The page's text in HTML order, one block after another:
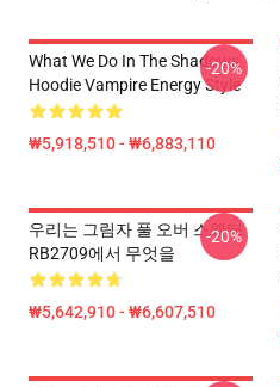
What We Do In The Shadows
Hoodie Vampire Energy Style
₩5,918,510 - ₩6,883,110
-20%
우리는 그림자 풀 오버 스웨터
RB2709에서 무엇을
₩5,642,910 - ₩6,607,510
-20%